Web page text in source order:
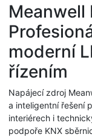
Meanwell
moderní
řízením
Napájecí zdroj
a inteligentní řešení
interiérech i
podpoře KNX